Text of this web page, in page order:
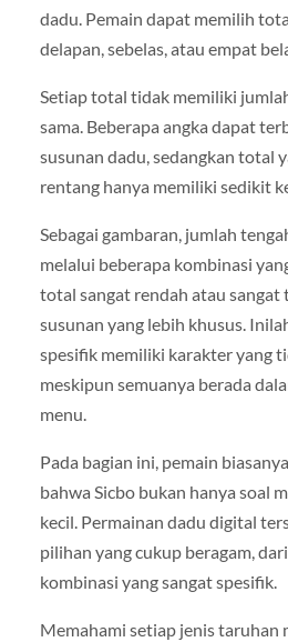
dadu. Pemain dapat memilih
delapan, sebelas, atau empat
Setiap total tidak memiliki
sama. Beberapa angka dapat
susunan dadu, sedangkan total
rentang hanya memiliki sedikit
Sebagai gambaran, jumlah
melalui beberapa kombinasi
total sangat rendah atau
susunan yang lebih khusus.
spesifik memiliki karakter yang
meskipun semuanya berada
menu.
Pada bagian ini, pemain
bahwa Sicbo bukan hanya soal
kecil. Permainan dadu digital
pilihan yang cukup beragam,
kombinasi yang sangat spesifik.
Memahami setiap jenis taruhan